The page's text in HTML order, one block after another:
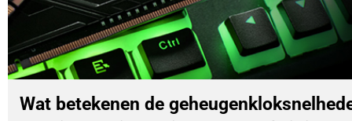
Wat betekenen de